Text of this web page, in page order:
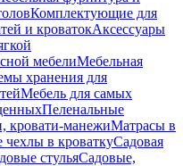
Комплектующие для
и кроватокАксессуары
мебелиМебельная
хранения для
Мебель для самых
Пеленальные
кровати-манежиМатрасы в
в кроваткуСадовая
стульяСадовые,